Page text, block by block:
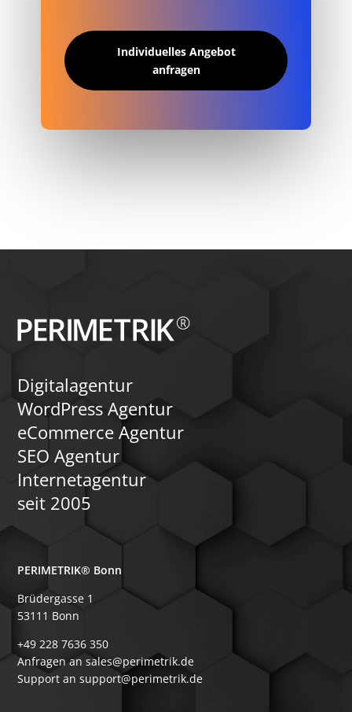
Individuelles Angebot
anfragen
Digitalagentur
WordPress Agentur
eCommerce Agentur
SEO Agentur
Internetagentur
seit 2005
PERIMETRIK® Bonn
Brüdergasse 1
53111 Bonn
+49 228 7636 350
Anfragen an sales@perimetrik.de
Support an support@perimetrik.de